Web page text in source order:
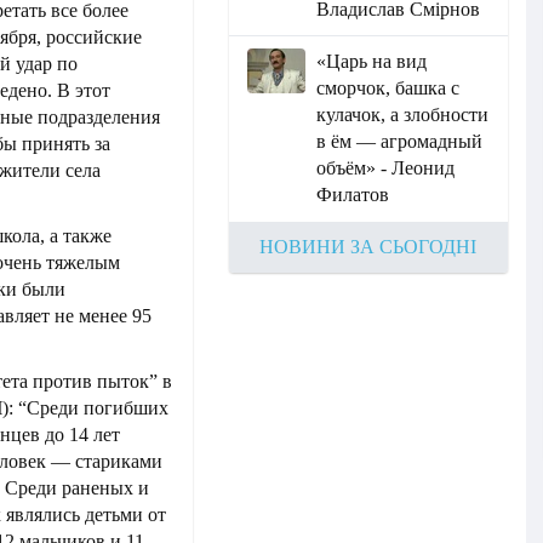
все более
российские
удар по
В этот
подразделения
принять за
села
а также
тяжелым
были
не менее 95
против пыток” в
“Среди погибших
до 14 лет
— стариками
раненых и
детьми от
Владислав Смірнов
«Царь на вид
сморчок, башка с
кулачок, а злобности
в ём — агромадный
объём» - Леонид
Филатов
НОВИНИ ЗА СЬОГОДНІ